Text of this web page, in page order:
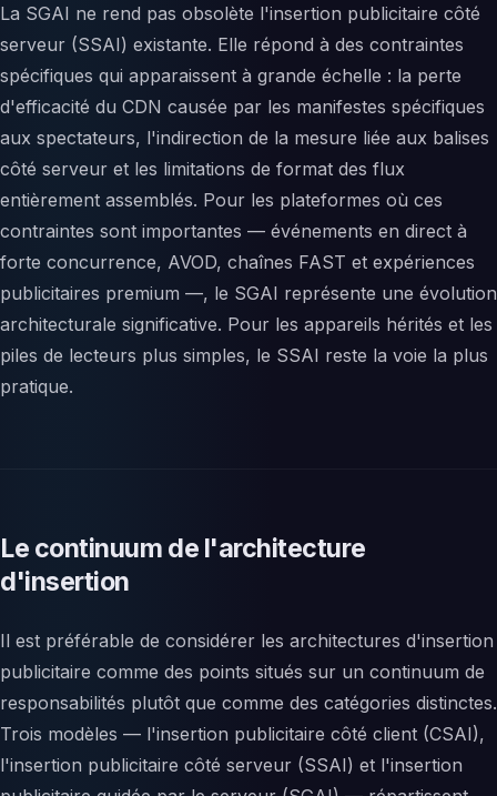
La SGAI ne rend pas obsolète l'insertion publicitaire côté
serveur (SSAI) existante. Elle répond à des contraintes
spécifiques qui apparaissent à grande échelle : la perte
d'efficacité du CDN causée par les manifestes spécifiques
aux spectateurs, l'indirection de la mesure liée aux balises
côté serveur et les limitations de format des flux
entièrement assemblés. Pour les plateformes où ces
contraintes sont importantes — événements en direct à
forte concurrence, AVOD, chaînes FAST et expériences
publicitaires premium —, le SGAI représente une évolution
architecturale significative. Pour les appareils hérités et les
piles de lecteurs plus simples, le SSAI reste la voie la plus
pratique.
Le continuum de l'architecture
d'insertion
Il est préférable de considérer les architectures d'insertion
publicitaire comme des points situés sur un continuum de
responsabilités plutôt que comme des catégories distinctes.
Trois modèles — l'insertion publicitaire côté client (CSAI),
l'insertion publicitaire côté serveur (SSAI) et l'insertion